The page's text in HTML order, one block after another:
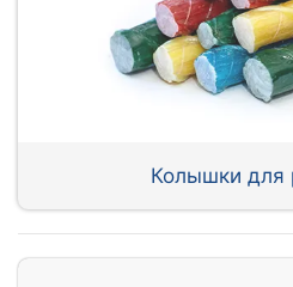
Колышки для